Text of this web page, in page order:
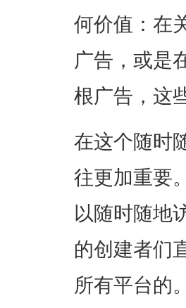
何价值：在
广告，或是
根广告，这
在这个随时
往更加重要
以随时随地
的创建者们
所有平台的